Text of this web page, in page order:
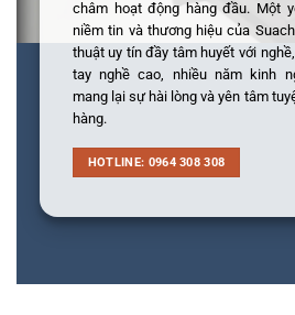
châm hoạt động hàng đầu. Một
niềm tin và thương hiệu của
thuật uy tín đầy tâm huyết với
tay nghề cao, nhiều năm kinh
mang lại sự hài lòng và yên tâm
hàng.
HOTLINE: 0964 308 308